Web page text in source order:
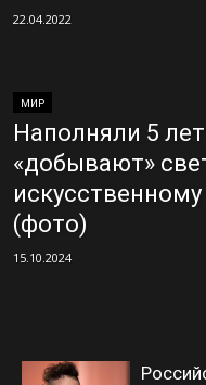
22.04.2022
МИР
Наполняли 5
«добывают»
(фото)
15.10.2024